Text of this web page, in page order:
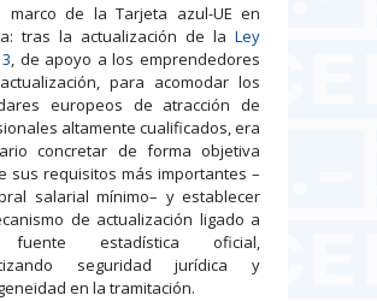
marco de la Tarjeta azul-UE en
tras la actualización de la Ley
, de apoyo a los emprendedores
para acomodar los
europeos de atracción de
altamente cualificados, era
concretar de forma objetiva
sus requisitos más importantes –
salarial mínimo– y establecer
de actualización ligado a
estadística oficial,
seguridad jurídica y
en la tramitación.